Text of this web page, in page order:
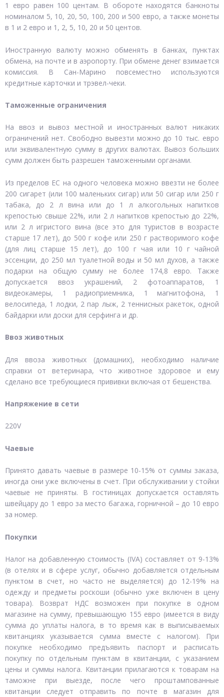
1 евро равен 100 центам. В обороте находятся банкноты
номиналом 5, 10, 20, 50, 100, 200 и 500 евро, а также монеты
в 1 и 2 евро и 1, 2, 5, 10, 20 и 50 центов.
Иностранную валюту можно обменять в банках, пунктах
обмена, на почте и в аэропорту. При обмене денег взимается
комиссия. В Сан-Марино повсеместно используются
кредитные карточки и трэвел-чеки.
Таможенные ограничения
На ввоз и вывоз местной и иностранных валют никаких
ограничений нет. Свободно вывезти можно до 10 тыс. евро
или эквивалентную сумму в других валютах. Вывоз больших
сумм должен быть разрешен таможенными органами.
Из пределов ЕС на одного человека можно ввезти не более
200 сигарет (или 100 маленьких сигар) или 50 сигар или 250 г
табака, до 2 л вина или до 1 л алкогольных напитков
крепостью свыше 22%, или 2 л напитков крепостью до 22%,
или 2 л игристого вина (все это для туристов в возрасте
старше 17 лет), до 500 г кофе или 250 г растворимого кофе
(для лиц старше 15 лет), до 100 г чая или 10 г чайной
эссенции, до 250 мл туалетной воды и 50 мл духов, а также
подарки на общую сумму не более 174,8 евро. Также
допускается ввоз украшений, 2 фотоаппаратов, 1
видеокамеры, 1 радиоприемника, 1 магнитофона, 1
велосипеда, 1 лодки, 2 пар лыж, 2 теннисных ракеток, одной
байдарки или доски для серфинга и др.
Ввоз животных
Для ввоза животных (домашних), необходимо наличие
справки от ветеринара, что животное здоровое и ему
сделано все требующиеся прививки включая от бешенства.
Напряжение в сети
220V
Чаевые
Принято давать чаевые в размере 10-15% от суммы заказа,
иногда они уже включены в счет. При обслуживании у стойки
чаевые не приняты. В гостиницах допускается оставлять
швейцару до 1 евро за место багажа, горничной – до 10 евро
за номер.
Покупки
Налог на добавленную стоимость (IVA) составляет от 9-13%
(в отелях и в сфере услуг, обычно добавляется отдельным
пунктом в счет, но часто не выделяется) до 12-19% на
одежду и предметы роскоши (обычно уже включен в цену
товара). Возврат НДС возможен при покупке в одном
магазине на сумму, превышающую 155 евро (имеется в виду
сумма до уплаты налога, в то время как в выписываемых
квитанциях указывается сумма вместе с налогом). При
покупке необходимо предъявить паспорт и расписать
покупку по отдельным пунктам в квитанции, с указанием
цены и суммы налога. Квитанции прилагаются к товарам на
таможне при выезде, после чего проштампованные
квитанции следует отправить по почте в магазин для